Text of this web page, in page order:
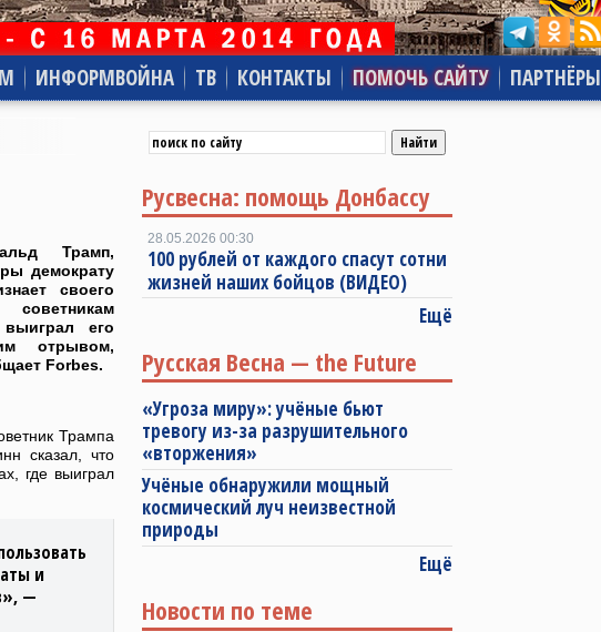
ИНФОРМВОЙНА ТВ КОНТАКТЫ ПОМОЧЬ САЙТУ ПАРТНЁРЫ
Трамп,
демократу
своего
советникам
его
отрывом,
Forbes.
Трампа
сказал, что
где выиграл
и
—
Русвесна: помощь Донбассу
28.05.2026 00:30
100 рублей от каждого спасут сотни
жизней наших бойцов (ВИДЕО)
Ещё
Русская Весна — the Future
«Угроза миру»: учёные бьют
тревогу из-за разрушительного
«вторжения»
Учёные обнаружили мощный
космический луч неизвестной
природы
Ещё
Новости по теме